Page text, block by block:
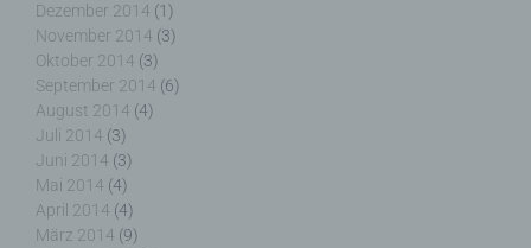
Dezember 2014 (1)
November 2014 (3)
Oktober 2014 (3)
September 2014 (6)
August 2014 (4)
Juli 2014 (3)
Juni 2014 (3)
Mai 2014 (4)
April 2014 (4)
März 2014 (9)
Dritter ist eine natürliche oder juristische Person,
Behörde, Einrichtung oder andere Stelle außer der
betroffenen Person, dem Verantwortlichen, dem
Auftragsverarbeiter und den Personen, die unter
der unmittelbaren Verantwortung des
Verantwortlichen oder des Auftragsverarbeiters
befugt sind, die personenbezogenen Daten zu
verarbeiten.